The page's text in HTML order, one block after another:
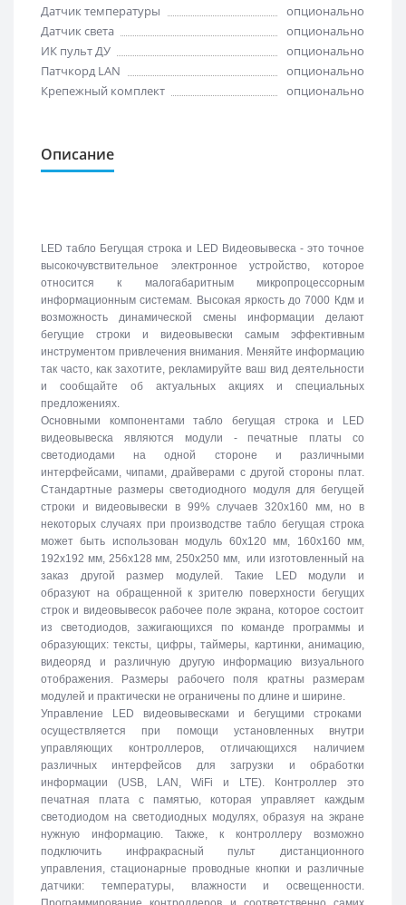
Датчик температуры
опционально
Датчик света
опционально
ИК пульт ДУ
опционально
Патчкорд LAN
опционально
Крепежный комплект
опционально
Описание
LED табло Бегущая строка и LED Видеовывеска - это точное
высокочувствительное электронное устройство, которое
относится к малогабаритным микропроцессорным
информационным системам. Высокая яркость до 7000 Кдм и
возможность динамической смены информации делают
бегущие строки и видеовывески самым эффективным
инструментом привлечения внимания. Меняйте информацию
так часто, как захотите, рекламируйте ваш вид деятельности
и сообщайте об актуальных акциях и специальных
предложениях.
Основными компонентами табло бегущая строка и LED
видеовывеска являются модули - печатные платы со
светодиодами на одной стороне и различными
интерфейсами, чипами, драйверами с другой стороны плат.
Стандартные размеры светодиодного модуля для бегущей
строки и видеовывески в 99% случаев 320х160 мм, но в
некоторых случаях при производстве табло бегущая строка
может быть использован модуль 60х120 мм, 160х160 мм,
192х192 мм, 256х128 мм, 250х250 мм, или изготовленный на
заказ другой размер модулей. Такие LED модули и
образуют на обращенной к зрителю поверхности бегущих
строк и видеовывесок рабочее поле экрана, которое состоит
из светодиодов, зажигающихся по команде программы и
образующих: тексты, цифры, таймеры, картинки, анимацию,
видеоряд и различную другую информацию визуального
отображения. Размеры рабочего поля кратны размерам
модулей и практически не ограничены по длине и ширине.
Управление LED видеовывесками и бегущими строками
осуществляется при помощи установленных внутри
управляющих контроллеров, отличающихся наличием
различных интерфейсов для загрузки и обработки
информации (USB, LAN, WiFi и LTE). Контроллер это
печатная плата с памятью, которая управляет каждым
светодиодом на светодиодных модулях, образуя на экране
нужную информацию. Также, к контроллеру возможно
подключить инфракрасный пульт дистанционного
управления, стационарные проводные кнопки и различные
датчики: температуры, влажности и освещенности.